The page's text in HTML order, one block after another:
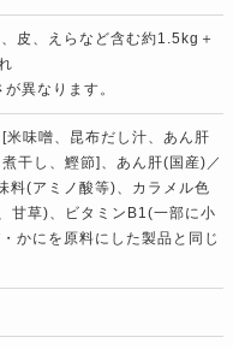
皮、えらなど含む約1.5kg＋
異なります。
味噌、昆布だし汁、あん肝
干し、鰹節]、あん肝(国産)／
料(アミノ酸等)、カラメル色
甘草)、ビタミンB1(一部に小
かにを原料にした製品と同じ